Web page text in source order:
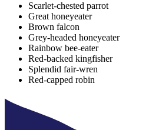
Scarlet-chested parrot
Great honeyeater
Brown falcon
Grey-headed honeyeater
Rainbow bee-eater
Red-backed kingfisher
Splendid fair-wren
Red-capped robin